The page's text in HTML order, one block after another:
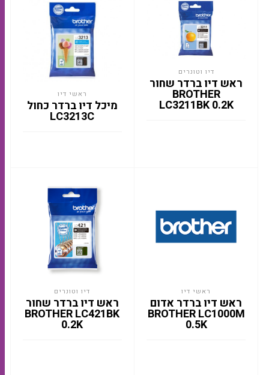
ראשי דיו
מיכל דיו ברדר כחול
LC3213C
דיו וטונרים
ראש דיו ברדר שחור
BROTHER
LC3211BK 0.2K
דיו וטונרים
ראש דיו ברדר שחור
BROTHER LC421BK
0.2K
ראשי דיו
ראש דיו ברדר אדום
BROTHER LC1000M
0.5K